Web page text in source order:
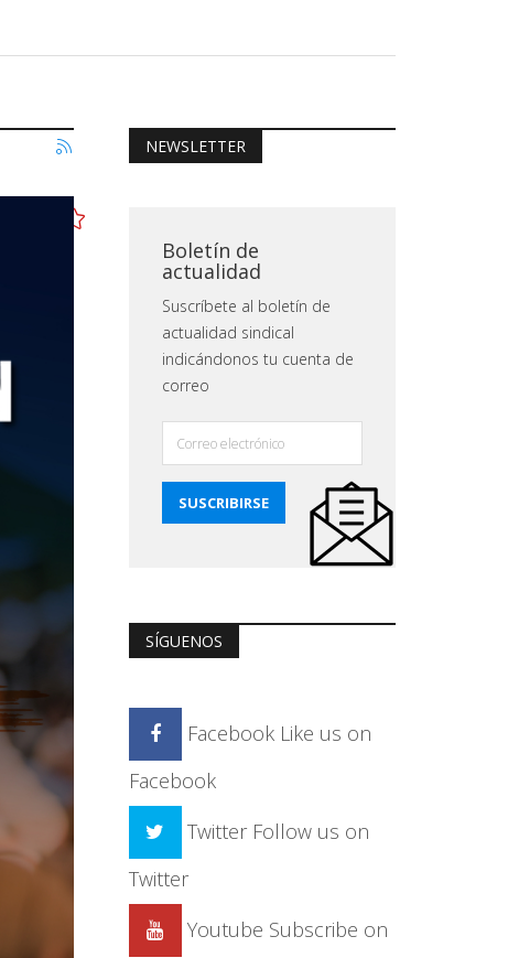
NEWSLETTER
Boletín de
actualidad
Suscríbete al boletín de
actualidad sindical
indicándonos tu cuenta de
correo
SÍGUENOS
Facebook Like us on
Facebook
Twitter Follow us on
Twitter
Youtube Subscribe on